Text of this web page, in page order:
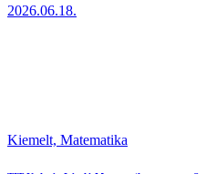
2026.06.18.
Kiemelt, Matematika